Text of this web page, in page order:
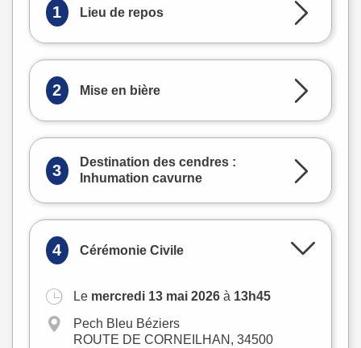
1 Lieu de repos
2 Mise en bière
3
Destination des cendres :
Inhumation cavurne
4 Cérémonie Civile
Le mercredi 13 mai 2026 à 13h45
Pech Bleu Béziers
ROUTE DE CORNEILHAN, 34500